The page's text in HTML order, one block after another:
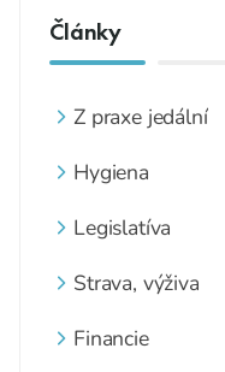
Články
Z praxe jedální
Hygiena
Legislatíva
Strava, výživa
Financie